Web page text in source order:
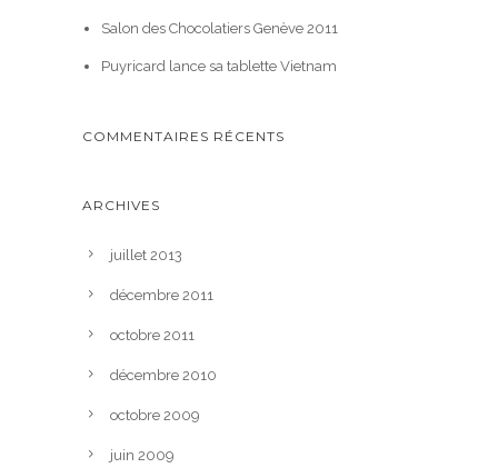
Salon des Chocolatiers Genève 2011
Puyricard lance sa tablette Vietnam
COMMENTAIRES RÉCENTS
ARCHIVES
juillet 2013
décembre 2011
octobre 2011
décembre 2010
octobre 2009
juin 2009